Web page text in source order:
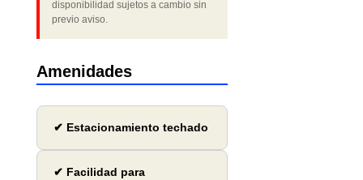
disponibilidad sujetos a cambio sin
previo aviso.
Amenidades
✔ Estacionamiento techado
✔ Facilidad para